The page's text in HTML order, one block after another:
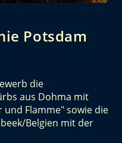
Potsdam
die
aus Dohma mit
und Flamme" sowie die
Belgien mit der